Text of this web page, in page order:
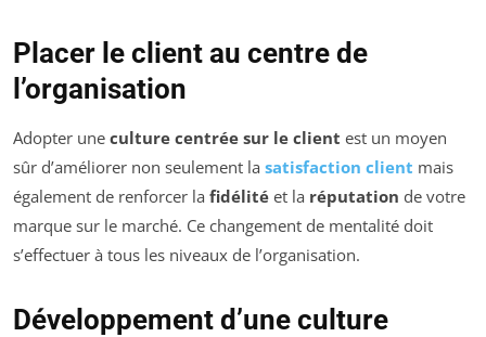
Placer le client au centre de
l’organisation
Adopter une culture centrée sur le client est un moyen
sûr d’améliorer non seulement la satisfaction client mais
également de renforcer la fidélité et la réputation de votre
marque sur le marché. Ce changement de mentalité doit
s’effectuer à tous les niveaux de l’organisation.
Développement d’une culture